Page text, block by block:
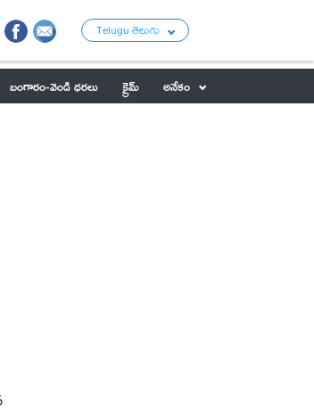
Telugu తెలుగు
బంగారం-వెండి ధరలు క్రైమ్
అనేకం